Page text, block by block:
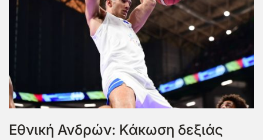
Εθνική Ανδρών: Κάκωση δεξιάς